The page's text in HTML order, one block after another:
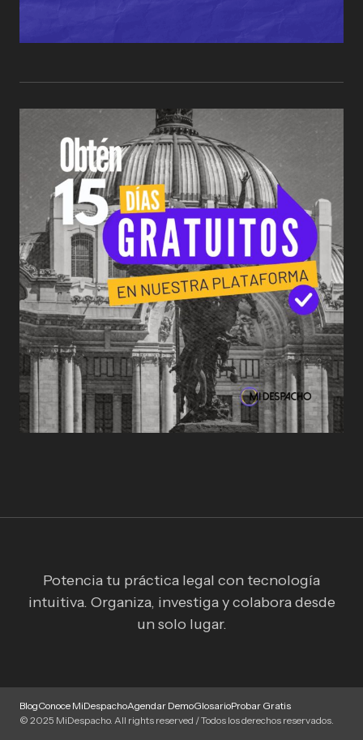
Potencia tu práctica legal con tecnología
intuitiva. Organiza, investiga y colabora desde
un solo lugar.
BlogConoce MiDespachoAgendar DemoGlosarioProbar Gratis
© 2025 MiDespacho. All rights reserved / Todos los derechos reservados.